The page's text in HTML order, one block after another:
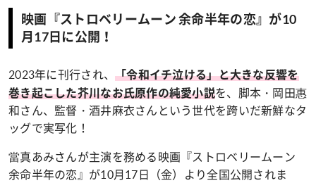
映画『ストロベリームーン 余命半年の恋』が10
月17日に公開！
2023年に刊行され、「令和イチ泣ける」と大きな反響を
巻き起こした芥川なお氏原作の純愛小説を、脚本・岡田惠
和さん、監督・酒井麻衣さんという世代を跨いだ新鮮なタ
ッグで実写化！
當真あみさんが主演を務める映画『ストロベリームーン
余命半年の恋』が10月17日（金）より全国公開されま